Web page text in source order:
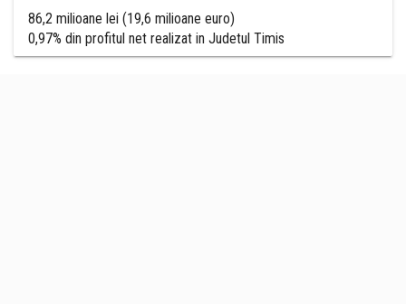
86,2 milioane lei (19,6 milioane euro)
0,97% din profitul net realizat in Judetul Timis